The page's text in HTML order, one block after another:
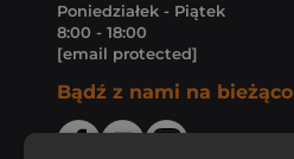
Poniedziałek - Piątek
8:00 - 18:00
[email protected]
Bądź z nami na bieżąco